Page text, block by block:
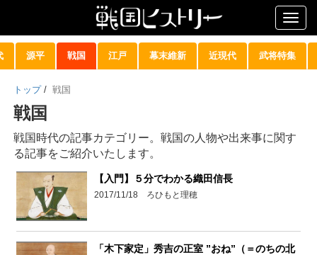
源平 戦国 江戸 幕末維新 近現代 武将特集
トップ / 戦国
戦国
戦国時代の記事カテゴリー。戦国の人物や出来事に関す
る記事をご紹介いたします。
【入門】５分でわかる織田信長
2017/11/18 ろひもと理穂
「木下家定」秀吉の正室 ”おね”（＝のちの北